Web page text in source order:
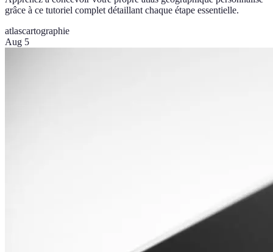
grâce à ce tutoriel complet détaillant chaque étape essentielle.
atlascartographie
Aug 5